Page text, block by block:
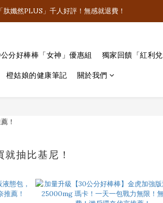
肽孅然PLUS」千人好評！無感就退費！
肽孅然PLUS」千人好評！無感就退費！
代言！滿5000就抽LV經典老花鏈條包！
肽孅然PLUS」千人好評！無感就退費！
分好棒棒「女神」優惠組 獨家回饋「紅利
橙姑娘的健康筆記 關於我們
抽比基尼！